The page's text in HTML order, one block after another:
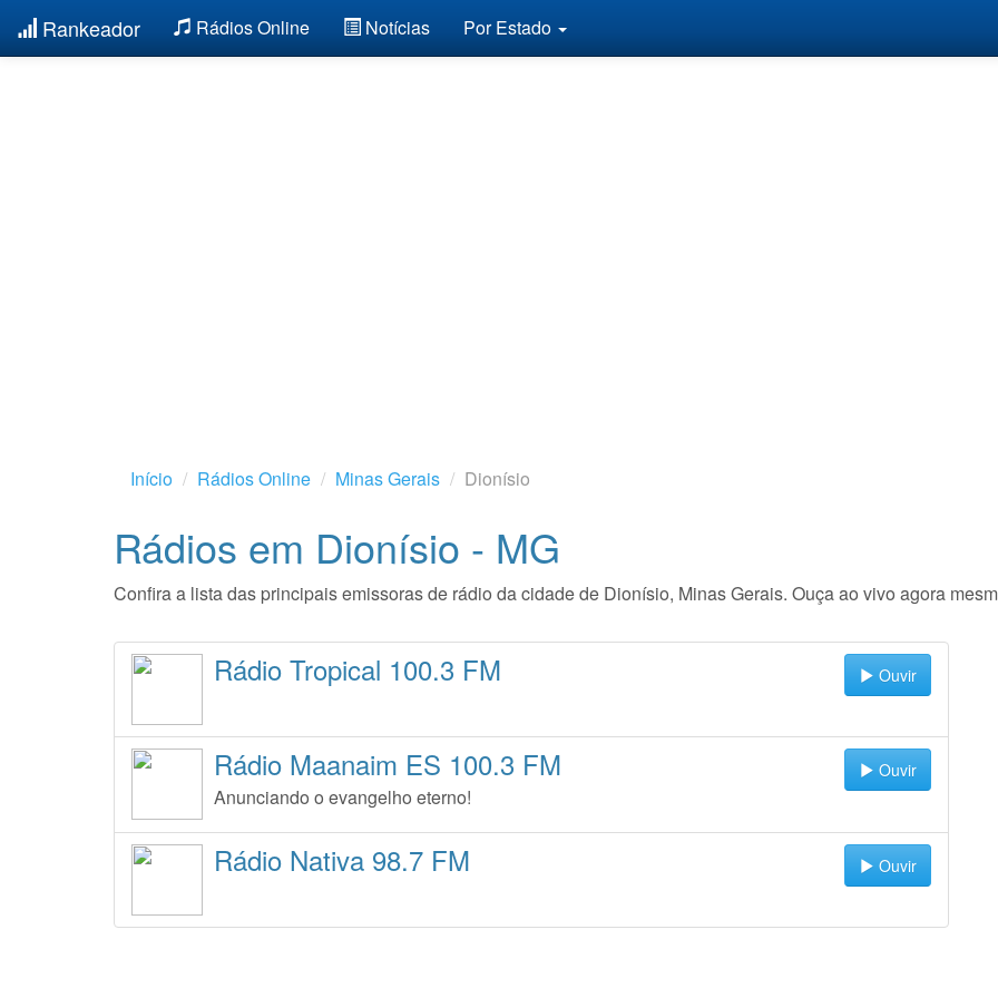
Rankeador Rádios Online Notícias Por Estado
Início Rádios Online Minas Gerais Dionísio
Rádios em Dionísio - MG
Confira a lista das principais emissoras de rádio da cidade de Dionísio, Minas Gerais. Ouça ao vivo agora
Ouvir
Rádio Tropical 100.3 FM
Ouvir
Rádio Maanaim ES 100.3 FM
Anunciando o evangelho eterno!
Ouvir
Rádio Nativa 98.7 FM